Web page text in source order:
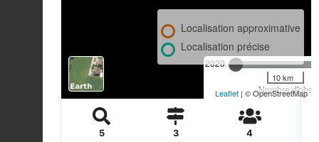
2020
Nombre
Localisation approximative
Localisation précise
10 km
Leaflet | © OpenStreetMap
5 3 4